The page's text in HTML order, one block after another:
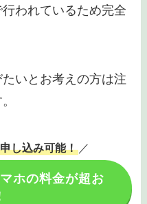
われているため完全
いとお考えの方は注
し込み可能！ ／
ホの料金が超お